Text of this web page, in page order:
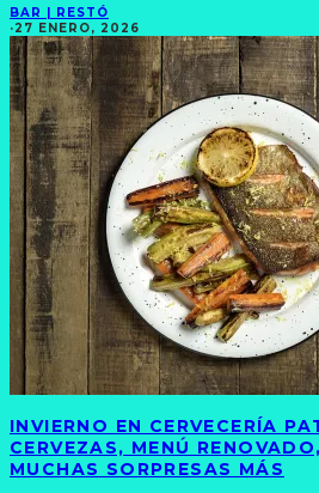
BAR | RESTÓ
·27 ENERO, 2026
INVIERNO EN CERVECERÍA
CERVEZAS, MENÚ
MUCHAS SORPRESAS MÁS